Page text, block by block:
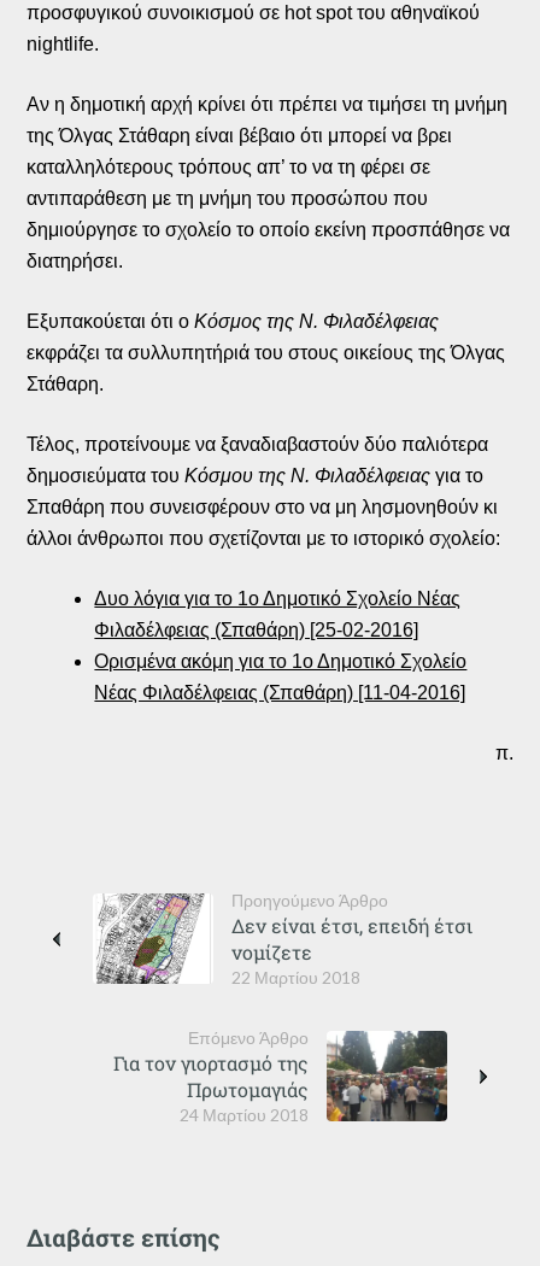
προσφυγικού συνοικισμού σε hot spot του αθηναϊκού
nightlife.
Αν η δημοτική αρχή κρίνει ότι πρέπει να τιμήσει τη μνήμη
της Όλγας Στάθαρη είναι βέβαιο ότι μπορεί να βρει
καταλληλότερους τρόπους απ’ το να τη φέρει σε
αντιπαράθεση με τη μνήμη του προσώπου που
δημιούργησε το σχολείο το οποίο εκείνη προσπάθησε να
διατηρήσει.
Εξυπακούεται ότι οΚόσμος της Ν. Φιλαδέλφειας
εκφράζει τα συλλυπητήριά του στους οικείους της Όλγας
Στάθαρη.
Τέλος, προτείνουμε να ξαναδιαβαστούν δύο παλιότερα
δημοσιεύματα τουΚόσμου της Ν. Φιλαδέλφειας για το
Σπαθάρη που συνεισφέρουν στο να μη λησμονηθούν κι
άλλοι άνθρωποι που σχετίζονται με το ιστορικό σχολείο:
Δυο λόγια για το 1ο Δημοτικό Σχολείο Νέας
Φιλαδέλφειας (Σπαθάρη) [25-02-2016]
Ορισμένα ακόμη για το 1ο Δημοτικό Σχολείο
Νέας Φιλαδέλφειας (Σπαθάρη) [11-04-2016]
π.
Προηγούμενο Άρθρο
22 Μαρτίου 2018
Δεν είναι έτσι, επειδή έτσι
νομίζετε
Επόμενο Άρθρο
24 Μαρτίου 2018
Για τον γιορτασμό της
Πρωτομαγιάς
Διαβάστε επίσης